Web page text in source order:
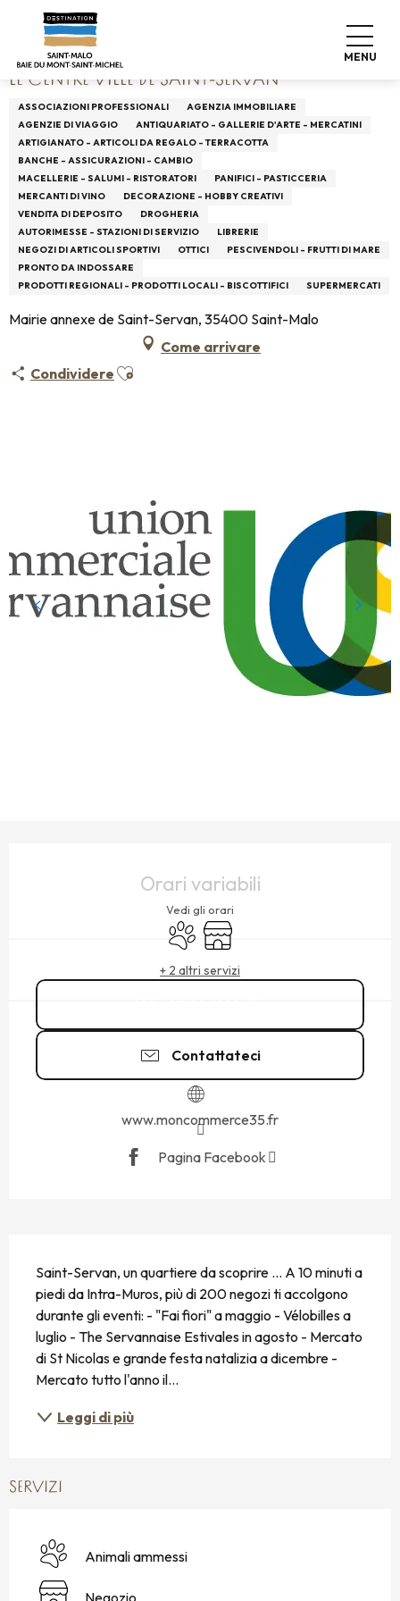
contenu
principal
MENU
Home Le Centre Ville de Saint-Servan
LE CENTRE VILLE DE SAINT-SERVAN
ASSOCIAZIONI PROFESSIONALI
AGENZIA IMMOBILIARE
AGENZIE DI VIAGGIO
ANTIQUARIATO - GALLERIE D'ARTE - MERCATINI
ARTIGIANATO - ARTICOLI DA REGALO - TERRACOTTA
BANCHE - ASSICURAZIONI - CAMBIO
MACELLERIE - SALUMI - RISTORATORI
PANIFICI - PASTICCERIA
MERCANTI DI VINO
DECORAZIONE - HOBBY CREATIVI
VENDITA DI DEPOSITO
DROGHERIA
AUTORIMESSE - STAZIONI DI SERVIZIO
LIBRERIE
NEGOZI DI ARTICOLI SPORTIVI
OTTICI
PESCIVENDOLI - FRUTTI DI MARE
PRONTO DA INDOSSARE
PRODOTTI REGIONALI - PRODOTTI LOCALI - BISCOTTIFICI
SUPERMERCATI
Mairie annexe de Saint-Servan, 35400 Saint-Malo
Come arrivare
Condividere Ajouter aux favoris
Orari variabili
Vedi gli orari
Animali ammessi
Negozio
+ 2 altri servizi
Contattateci
www.moncommerce35.fr
Pagina Facebook
Saint-Servan, un quartiere da scoprire ... A 10 minuti a
piedi da Intra-Muros, più di 200 negozi ti accolgono
durante gli eventi: - "Fai fiori" a maggio - Vélobilles a
luglio - The Servannaise Estivales in agosto - Mercato
di St Nicolas e grande festa natalizia a dicembre -
Mercato tutto l'anno il...
Leggi di più
SERVIZI
Animali ammessi
Negozio